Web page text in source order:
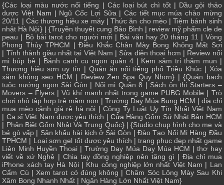
{Các loại màu nước nổi tiếng | Các loại bút chì tốt| Dầu gội thảo
dược Việt Nam | Ngũ Cốc Lợi Sữa | Các tiết mục múa chào mừng
20/11 | Các thương hiệu xe máy|Thức ăn cho mèo|Tiệm bánh sinh
nhật Hà Nội} | {Truyền thuyết cung Bảo Bình | review mỹ phẩm cle de
peau | Bộ bài tarot cho người mới| Bài văn hay 20 tháng 11 | Vòng
Phong Thủy TPHCM |Điêu Khắc Chân Mày Bong Không Mất Sợi
| Tỉnh thành giàu nhất tại Việt Nam | Sửa điện thoại hcm | Review nối
mi búp bê | Bánh canh cu ngon quận 4| Kem sâm trị thâm mụn |
Thương hiệu sơn uy tín | Quán ăn nổi tiếng phố Triều Khúc| Xóa
xăm không sẹo HCM | Review Zen Spa Quy Nhơn} | {Quán bạch
tuộc nướng ngon Sài Gòn | Nối mi Quận 8 | Sách ôn thi Starters –
Movers – Flyers| Vũ khí mạnh nhất trong game PUBG Mobile | Trò
chơi nhỏ tập hợp trẻ mầm non | Trường Dạy Múa Bụng HCM | địa chỉ
mua mèo cảnh giá rẻ hà nội |Công Ty Luật Uy Tín Nhất Việt Nam
| Ca sĩ Việt Nam được yêu thích | Cửa Hàng Gốm Sứ Nhật Bản HCM
| Phân Biệt Gốm Nhật Và Trung Quốc} | {Studio chụp hình cho mẹ và
bé gò vấp | Sân khấu hài kịch ở Sài Gòn |Đào Tạo Nối Mi Hàng Đầu
TPHCM | Loại sơn gel tốt được yêu thích | trang phục đẹp nhất game
Liên Minh Huyền Thoại|Trường Dạy Múa Dạy Múa HCM |thơ hay
viết về xứ Nghệ | Chia tay đồng nghiệp nên tặng gì | Địa chỉ mua
iPhone xách tay Hà Nội| Khu công nghiệp lớn nhất Việt Nam | Lan
Cẩm Cù | Xem tarot có đúng không |Chăm Sóc Lông Mày Sau Khi
Xăm Bong Nhanh Nhất | Ngân Hàng Lớn Nhất Việt Nam}